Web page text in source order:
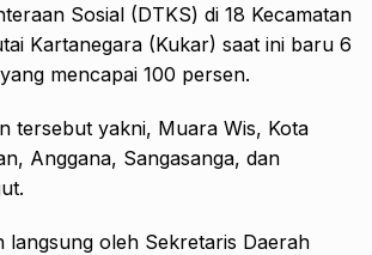
Sosial (DTKS) di 18 Kecamatan
Kartanegara (Kukar) saat ini baru 6
mencapai 100 persen.
tersebut yakni, Muara Wis, Kota
Anggana, Sangasanga, dan
langsung oleh Sekretaris Daerah